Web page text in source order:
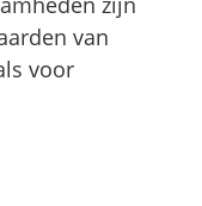
van
voor